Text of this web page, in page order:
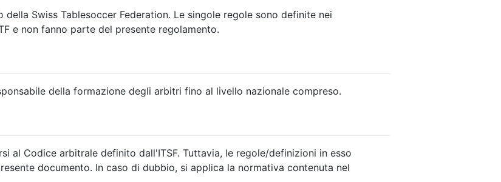
Swiss Tablesoccer Federation. Le singole regole sono definite nei
e non fanno parte del presente regolamento.
della formazione degli arbitri fino al livello nazionale compreso.
al Codice arbitrale definito dall'ITSF. Tuttavia, le regole/definizioni in esso
documento. In caso di dubbio, si applica la normativa contenuta nel